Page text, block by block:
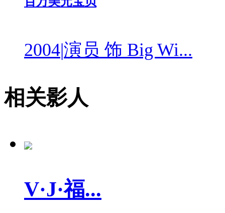
2004|演员 饰 Big Wi...
相关影人
V·J·福...